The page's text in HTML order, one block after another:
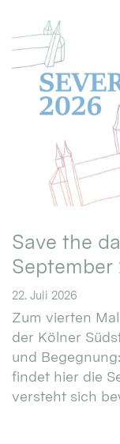
Save the
September
22. Juli 2026
Zum vierten
der Kölner
und
findet hier die
versteht sich